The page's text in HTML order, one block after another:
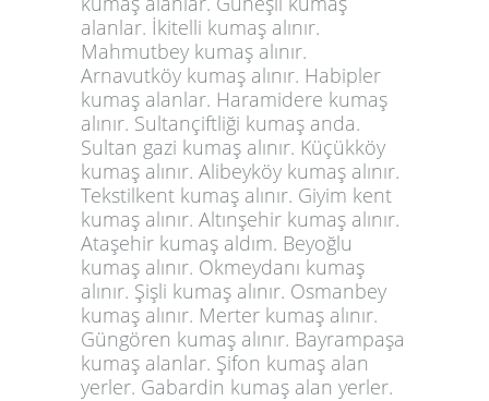
alanlar. İkitelli kumaş alınır.
Mahmutbey kumaş alınır.
Arnavutköy kumaş alınır. Habipler
kumaş alanlar. Haramidere kumaş
alınır. Sultançiftliği kumaş anda.
Sultan gazi kumaş alınır. Küçükköy
kumaş alınır. Alibeyköy kumaş alınır.
Tekstilkent kumaş alınır. Giyim kent
kumaş alınır. Altınşehir kumaş alınır.
Ataşehir kumaş aldım. Beyoğlu
kumaş alınır. Okmeydanı kumaş
alınır. Şişli kumaş alınır. Osmanbey
kumaş alınır. Merter kumaş alınır.
Güngören kumaş alınır. Bayrampaşa
kumaş alanlar. Şifon kumaş alan
yerler. Gabardin kumaş alan yerler.